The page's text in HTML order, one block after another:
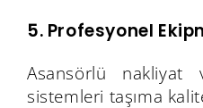
5. Profesyonel
Asansörlü nakliyat
sistemleri taşıma